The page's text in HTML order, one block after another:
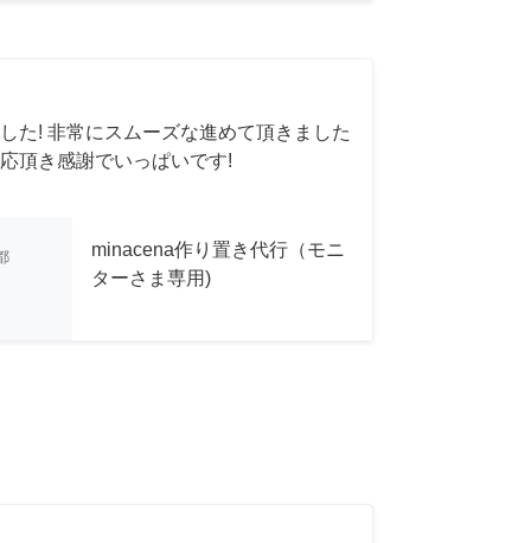
た! 非常にスムーズな進めて頂きました
頂き感謝でいっぱいです!
minacena作り置き代行（モニ
ターさま専用)